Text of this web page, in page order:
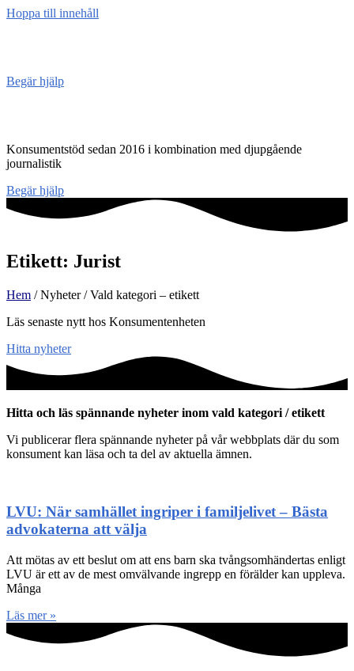
Hoppa till innehåll
Begär hjälp
Konsumentstöd sedan 2016 i kombination med djupgående
journalistik
Begär hjälp
Etikett: Jurist
Hem / Nyheter / Vald kategori – etikett
Läs senaste nytt hos Konsumentenheten
Hitta nyheter
Hitta och läs spännande nyheter inom vald kategori / etikett
Vi publicerar flera spännande nyheter på vår webbplats där du som
konsument kan läsa och ta del av aktuella ämnen.
LVU: När samhället ingriper i familjelivet – Bästa
advokaterna att välja
Att mötas av ett beslut om att ens barn ska tvångsomhändertas enligt
LVU är ett av de mest omvälvande ingrepp en förälder kan uppleva.
Många
Läs mer »